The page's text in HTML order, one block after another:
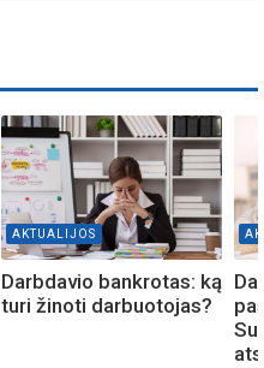
AKTUALIJOS
Darbdavio bankrotas: ką
turi žinoti darbuotojas?